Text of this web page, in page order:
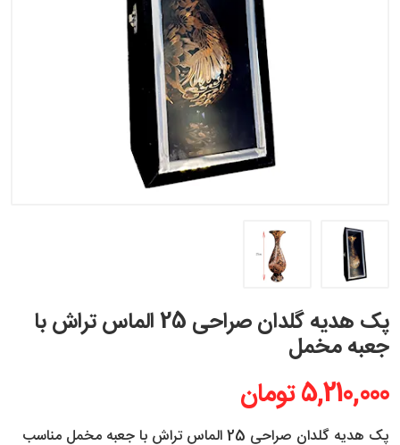
پک هدیه گلدان صراحی 25 الماس تراش با
جعبه مخمل
5,210,000 تومان
پک هدیه گلدان صراحی 25 الماس تراش با جعبه مخمل مناسب